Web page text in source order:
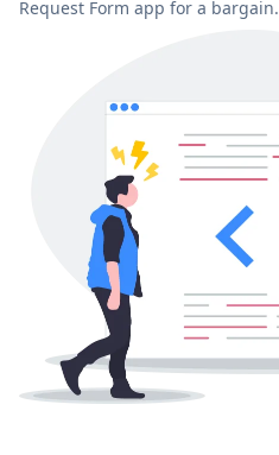
Request Form app for a bargain.